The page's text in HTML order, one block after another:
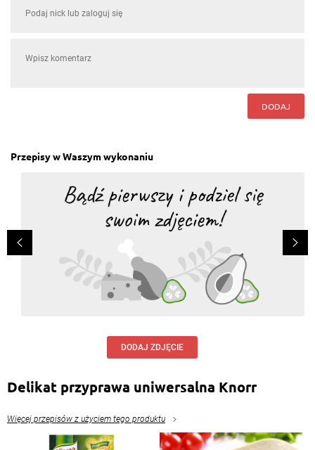
DODAJ
Przepisy w Waszym wykonaniu
DODAJ ZDJĘCIE
Delikat przyprawa uniwersalna Knorr
Więcej przepisów z użyciem tego produktu